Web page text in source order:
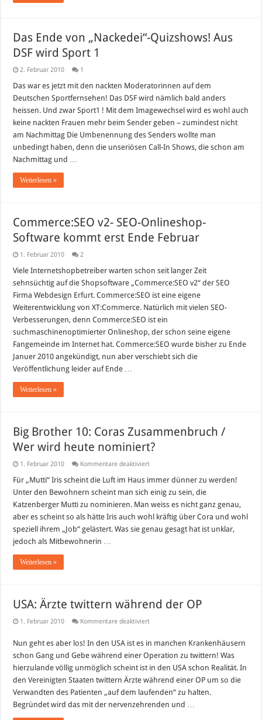
Das Ende von „Nackedei“-Quizshows! Aus
DSF wird Sport 1
2. Februar 2010 1
Das war es jetzt mit den nackten Moderatorinnen auf dem
Deutschen Sportfernsehen! Das DSF wird nämlich bald anders
heissen. Und zwar Sport1 ! Mit dem Imagewechsel wird es wohl auch
keine nackten Frauen mehr beim Sender geben – zumindest nicht
am Nachmittag Die Umbenennung des Senders wollte man
unbedingt haben, denn die unseriösen Call-In Shows, die schon am
Nachmittag und …
Weiterlesen »
Commerce:SEO v2- SEO-Onlineshop-
Software kommt erst Ende Februar
1. Februar 2010 2
Viele Internetshopbetreiber warten schon seit langer Zeit
sehnsüchtig auf die Shopsoftware „Commerce:SEO v2“ der SEO
Firma Webdesign Erfurt. Commerce:SEO ist eine eigene
Weiterentwicklung von XT:Commerce. Natürlich mit vielen SEO-
Verbesserungen, denn Commerce:SEO ist ein
suchmaschinenoptimierter Onlineshop, der schon seine eigene
Fangemeinde im Internet hat. Commerce:SEO wurde bisher zu Ende
Januer 2010 angekündigt, nun aber verschiebt sich die
Veröffentlichung leider auf Ende …
Weiterlesen »
Big Brother 10: Coras Zusammenbruch /
Wer wird heute nominiert?
1. Februar 2010 Kommentare deaktiviertfür
Brother
Coras
Zusammenbruch
/
Wer
heute
Für „Mutti“ Iris scheint die Luft im Haus immer dünner zu werden!
Unter den Bewohnern scheint man sich einig zu sein, die
Katzenberger Mutti zu nominieren. Man weiss es nicht ganz genau,
aber es scheint so als hätte Iris auch wohl kräftig über Cora und wohl
speziell ihrem „Job“ gelästert. Was sie genau gesagt hat ist unklar,
jedoch als Mitbewohnerin …
Weiterlesen »
USA: Ärzte twittern während der OP
1. Februar 2010 Kommentare deaktiviertfür
twittern
während
der
OP
Nun geht es aber los! In den USA ist es in manchen Krankenhäusern
schon Gang und Gebe während einer Operation zu twittern! Was
hierzulande völlig unmöglich scheint ist in den USA schon Realität. In
den Vereinigten Staaten twittern Ärzte während einer OP um so die
Verwandten des Patienten „auf dem laufenden“ zu halten.
Begründet wird das mit der nervenzehrenden und …